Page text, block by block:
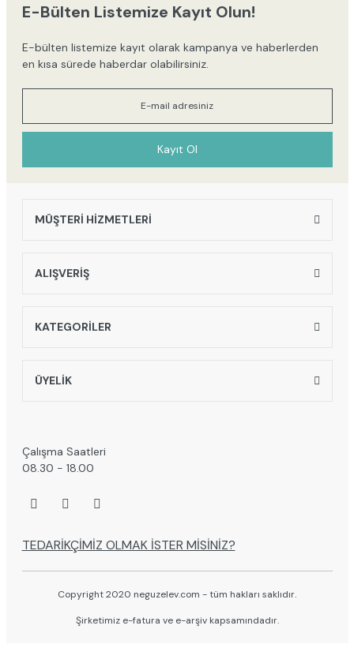
Ürün resmi kalitesiz, bozuk veya görüntülenemiyor.
Ürün açıklamasında eksik bilgiler bulunuyor.
Ürün fiyatı diğer sitelerden daha pahalı.
Bu ürüne benzer farklı alternatifler olmalı.
E-Bülten Listemize Kayıt Olun!
E-bülten listemize kayıt olarak kampanya ve haberlerden
en kısa sürede haberdar olabilirsiniz.
Kayıt Ol
MÜŞTERİ HİZMETLERİ
ALIŞVERİŞ
KATEGORİLER
ÜYELİK
Çalışma Saatleri
08.30 - 18.00
TEDARİKÇİMİZ OLMAK İSTER MİSİNİZ?
Copyright 2020 neguzelev.com - tüm hakları saklıdır.
Şirketimiz e-fatura ve e-arşiv kapsamındadır.